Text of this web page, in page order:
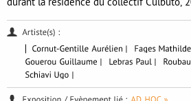
durant la résidence du collectif Culbuto,